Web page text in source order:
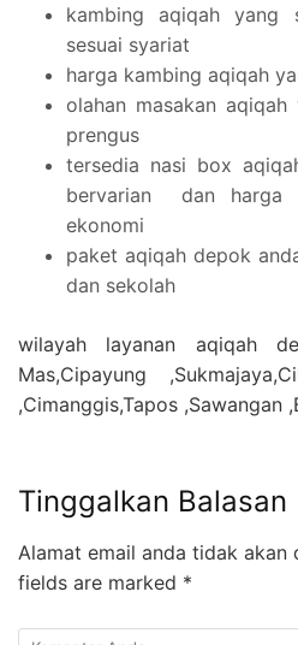
kambing aqiqah yang
sesuai syariat
harga kambing aqiqah
olahan masakan
prengus
tersedia nasi box
bervarian dan harga
ekonomi
paket aqiqah depok
dan sekolah
wilayah layanan aqiqah
Mas,Cipayung
,Cimanggis,Tapos ,Sawangan
Tinggalkan Balasan
Alamat email anda tidak akan
fields are marked *